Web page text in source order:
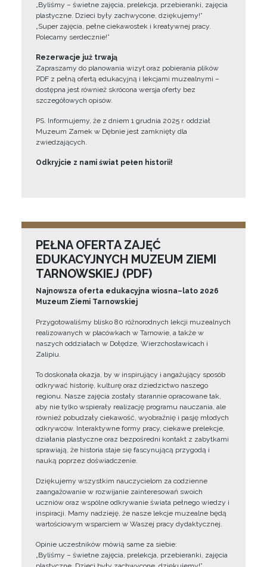
„Byliśmy – świetne zajęcia, prelekcja, przebieranki, zajęcia
plastyczne. Dzieci były zachwycone, dziękujemy!”
„Super zajęcia, pełne ciekawostek i kreatywnej pracy.
Polecamy serdecznie!”
Rezerwacje już trwają
Zapraszamy do planowania wizyt oraz pobierania plików
PDF z pełną ofertą edukacyjną i lekcjami muzealnymi –
dostępna jest również skrócona wersja oferty bez
szczegółowych opisów.
PS. Informujemy, że z dniem 1 grudnia 2025 r. oddział
Muzeum Zamek w Dębnie jest zamknięty dla
zwiedzających.
Odkryjcie z nami świat pełen historii!
PEŁNA OFERTA ZAJĘĆ
EDUKACYJNYCH MUZEUM ZIEMI
TARNOWSKIEJ (PDF)
Najnowsza oferta edukacyjna wiosna–lato 2026
Muzeum Ziemi Tarnowskiej
Przygotowaliśmy blisko 80 różnorodnych lekcji muzealnych
realizowanych w placówkach w Tarnowie, a także w
naszych oddziałach w Dołędze, Wierzchosławicach i
Zalipiu.
To doskonała okazja, by w inspirujący i angażujący sposób
odkrywać historię, kulturę oraz dziedzictwo naszego
regionu. Nasze zajęcia zostały starannie opracowane tak,
aby nie tylko wspierały realizację programu nauczania, ale
również pobudzały ciekawość, wyobraźnię i pasję młodych
odkrywców. Interaktywne formy pracy, ciekawe prelekcje,
działania plastyczne oraz bezpośredni kontakt z zabytkami
sprawiają, że historia staje się fascynującą przygodą i
nauką poprzez doświadczenie.
Dziękujemy wszystkim nauczycielom za codzienne
zaangażowanie w rozwijanie zainteresowań swoich
uczniów oraz wspólne odkrywanie świata pełnego wiedzy i
inspiracji. Mamy nadzieję, że nasze lekcje muzealne będą
wartościowym wsparciem w Waszej pracy dydaktycznej.
Opinie uczestników mówią same za siebie:
„Byliśmy – świetne zajęcia, prelekcja, przebieranki, zajęcia